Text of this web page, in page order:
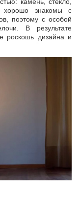
хорошо знакомы с
поэтому с особой
В результате
роскошь дизайна и